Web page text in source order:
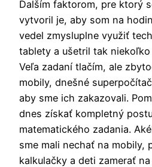
Ďalším faktorom, pre ktorý
vytvoril je, aby som na
vedel zmysluplne využiť
tablety a ušetril tak
Veľa zadaní tlačím, ale
mobily, dnešné
aby sme ich zakazovali.
dnes získať kompletný
matematického zadania.
sme mali nechať na mobily,
kalkulačky a deti zamerať